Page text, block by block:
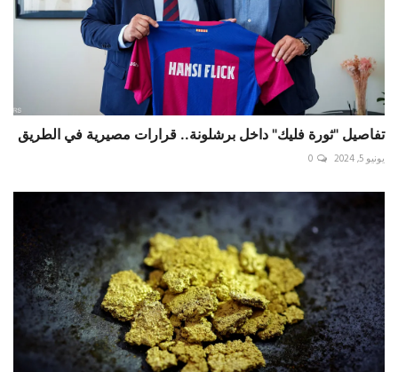
تفاصيل "ثورة فليك" داخل برشلونة.. قرارات مصيرية في الطريق
يونيو 5, 2024 0